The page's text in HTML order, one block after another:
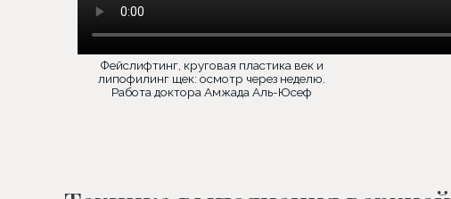
Фейслифтинг, круговая пластика век и
липофилинг щек: осмотр через неделю.
Работа доктора Амжада Аль-Юсеф